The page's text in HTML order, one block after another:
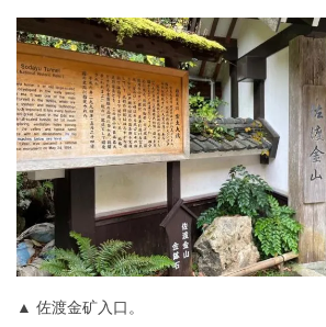
▲ 佐渡金矿入口。